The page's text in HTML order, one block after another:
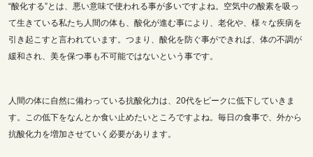
“酸化する”とは、悪い意味で使われる事が多いですよね。空気中の酸素を吸っ
て生きている私たち人間の体も、酸化が進む事により、老化や、様々な疾病を
引き起こすと言われています。つまり、酸化を防ぐ事ができれば、体の不調が
緩和され、美を保つ事も不可能ではないという事です。
人間の体に自然に備わっている抗酸化力は、20代をピークに低下していきま
す。この低下をなんとか食い止めたいところですよね。毎日の食事で、外から
抗酸化力を増加させていく必要があります。